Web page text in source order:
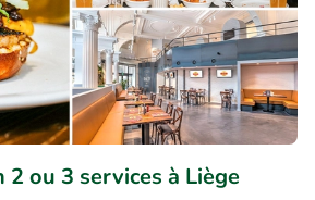
2 ou 3 services à Liège